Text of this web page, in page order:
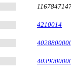
4210014